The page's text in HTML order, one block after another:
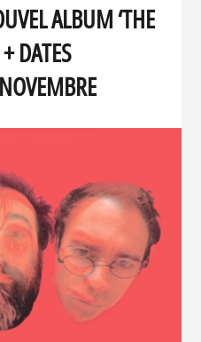
ALBUM ‘THE
DATES